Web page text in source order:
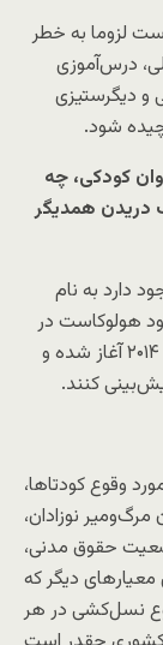
لزوما به خطر
درس‌آموزی
و دیگرستیزی
شود.
کودکی، چه
دریدن همدیگر
دارد به نام
هولوکاست در
آمریکا و پژوهشگران دانشگاه «دارتموث» از سال ۲۰۱۴ آغاز شده و
کنند.
وقوع کودتاها،
نوزادان،
حقوق مدنی،
دیگر که
نسل‌کشی در هر